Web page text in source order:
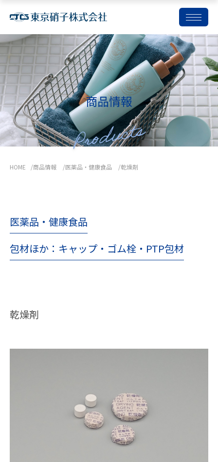
コ
テ
ン
ツ
を
ス
キ
商品情報
HOME 商品情報 医薬品・健康食品 乾燥剤
医薬品・健康食品
包材ほか：キャップ・ゴム栓・PTP包材
乾燥剤